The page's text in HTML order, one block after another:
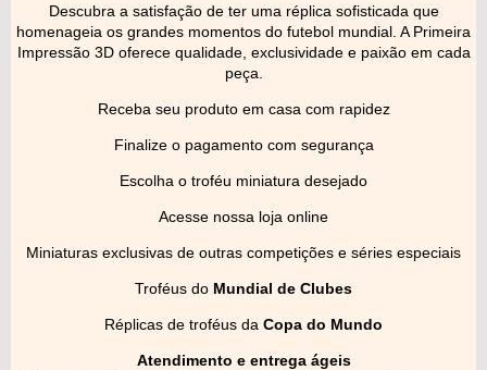
Descubra a satisfação de ter uma réplica sofisticada que
homenageia os grandes momentos do futebol mundial. A Primeira
Impressão 3D oferece qualidade, exclusividade e paixão em cada
peça.
Receba seu produto em casa com rapidez
Finalize o pagamento com segurança
Escolha o troféu miniatura desejado
Acesse nossa loja online
Miniaturas exclusivas de outras competições e séries especiais
Troféus do Mundial de Clubes
Réplicas de troféus da Copa do Mundo
Atendimento e entrega ágeis